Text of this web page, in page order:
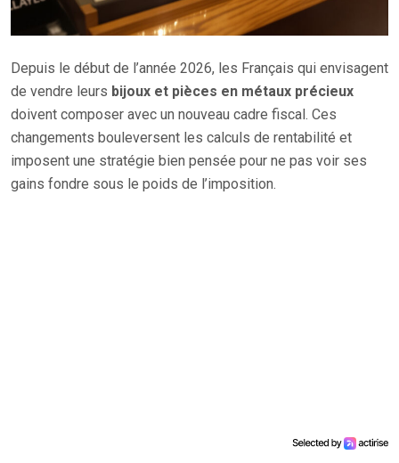
Depuis le début de l’année 2026, les Français qui envisagent
de vendre leurs bijoux et pièces en métaux précieux
doivent composer avec un nouveau cadre fiscal. Ces
changements bouleversent les calculs de rentabilité et
imposent une stratégie bien pensée pour ne pas voir ses
gains fondre sous le poids de l’imposition.